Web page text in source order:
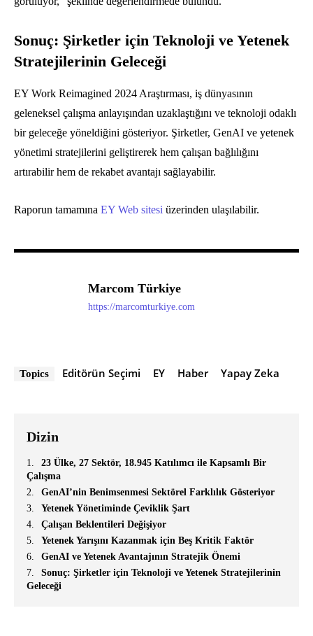
Sonuç: Şirketler için Teknoloji ve Yetenek
Stratejilerinin Geleceği
EY Work Reimagined 2024 Araştırması, iş dünyasının
geleneksel çalışma anlayışından uzaklaştığını ve teknoloji odaklı
bir geleceğe yöneldiğini gösteriyor. Şirketler, GenAI ve yetenek
yönetimi stratejilerini geliştirerek hem çalışan bağlılığını
artırabilir hem de rekabet avantajı sağlayabilir.
Raporun tamamına EY Web sitesi üzerinden ulaşılabilir.
Marcom Türkiye
https://marcomturkiye.com
Topics Editörün Seçimi EY Haber Yapay Zeka
Dizin
23 Ülke, 27 Sektör, 18.945 Katılımcı ile Kapsamlı Bir
Çalışma
GenAI’nin Benimsenmesi Sektörel Farklılık Gösteriyor
Yetenek Yönetiminde Çeviklik Şart
Çalışan Beklentileri Değişiyor
Yetenek Yarışını Kazanmak için Beş Kritik Faktör
GenAI ve Yetenek Avantajının Stratejik Önemi
Sonuç: Şirketler için Teknoloji ve Yetenek Stratejilerinin
Geleceği